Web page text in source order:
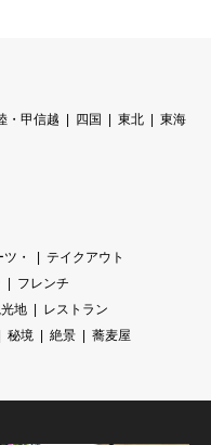
・甲信越 四国 東北
東海
・
テイクアウト
フレンチ
地
レストラン
秘境 絶景
蕎麦屋